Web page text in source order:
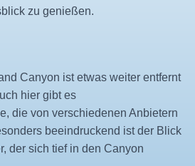
zu genießen.
Canyon ist etwas weiter entfernt
hier gibt es
die von verschiedenen Anbietern
beeindruckend ist der Blick
der sich tief in den Canyon